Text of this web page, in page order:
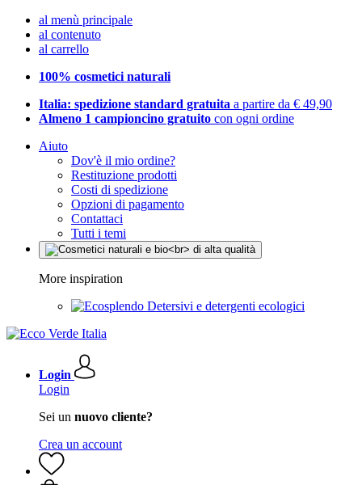
al menù principale
al contenuto
al carrello
100% cosmetici naturali
Italia: spedizione standard gratuita a partire da € 49,90
Almeno 1 campioncino gratuito con ogni ordine
Aiuto
Dov'è il mio ordine?
Restituzione prodotti
Costi di spedizione
Opzioni di pagamento
Contattaci
Tutti i temi
More inspiration
Detersivi e detergenti ecologici
Login
Login
Sei un nuovo cliente?
Crea un account